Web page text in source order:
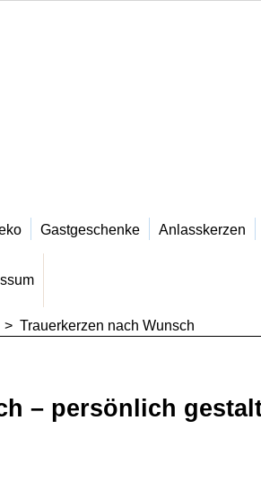
Gastgeschenke Anlasskerzen
> Trauerkerzen nach Wunsch
– persönlich